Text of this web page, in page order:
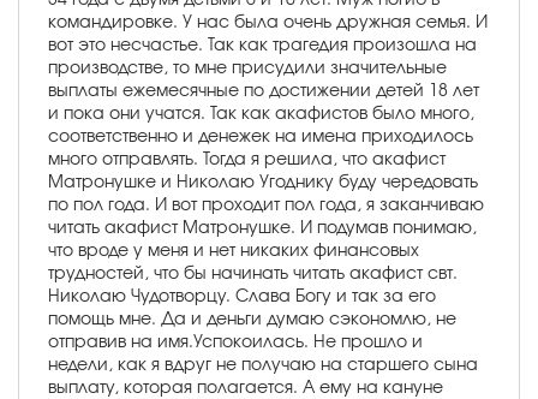
командировке. У нас была очень дружная семья. И
вот это несчастье. Так как трагедия произошла на
производстве, то мне присудили значительные
выплаты ежемесячные по достижении детей 18 лет
и пока они учатся. Так как акафистов было много,
соответственно и денежек на имена приходилось
много отправлять. Тогда я решила, что акафист
Матронушке и Николаю Угоднику буду чередовать
по пол года. И вот проходит пол года, я заканчиваю
читать акафист Матронушке. И подумав понимаю,
что вроде у меня и нет никаких финансовых
трудностей, что бы начинать читать акафист свт.
Николаю Чудотворцу. Слава Богу и так за его
помощь мне. Да и деньги думаю сэкономлю, не
отправив на имя.Успокоилась. Не прошло и
недели, как я вдруг не получаю на старшего сына
выплату, которая полагается. А ему на кануне